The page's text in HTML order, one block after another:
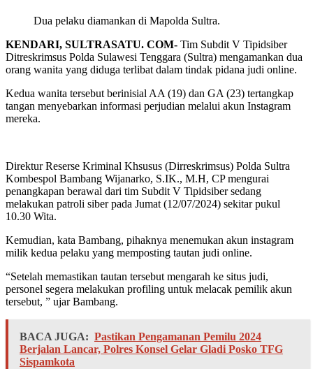
Dua pelaku diamankan di Mapolda Sultra.
KENDARI, SULTRASATU. COM- Tim Subdit V Tipidsiber
Ditreskrimsus Polda Sulawesi Tenggara (Sultra) mengamankan dua
orang wanita yang diduga terlibat dalam tindak pidana judi online.
Kedua wanita tersebut berinisial AA (19) dan GA (23) tertangkap
tangan menyebarkan informasi perjudian melalui akun Instagram
mereka.
Direktur Reserse Kriminal Khsusus (Dirreskrimsus) Polda Sultra
Kombespol Bambang Wijanarko, S.IK., M.H, CP mengurai
penangkapan berawal dari tim Subdit V Tipidsiber sedang
melakukan patroli siber pada Jumat (12/07/2024) sekitar pukul
10.30 Wita.
Kemudian, kata Bambang, pihaknya menemukan akun instagram
milik kedua pelaku yang memposting tautan judi online.
“Setelah memastikan tautan tersebut mengarah ke situs judi,
personel segera melakukan profiling untuk melacak pemilik akun
tersebut, ” ujar Bambang.
BACA JUGA: Pastikan Pengamanan Pemilu 2024
Berjalan Lancar, Polres Konsel Gelar Gladi Posko TFG
Sispamkota